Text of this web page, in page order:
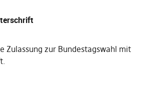
Zulassung zur Bundestagswahl mit
.